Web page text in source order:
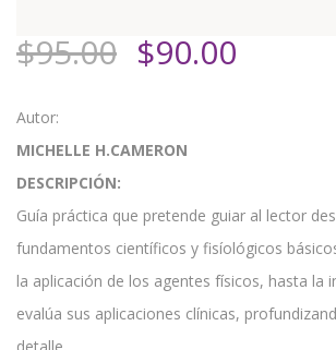
$95.00 El
era:
$90.00
Autor:
MICHELLE H.CAMERON
DESCRIPCIÓN:
Guía práctica que pretende guiar al lector
fundamentos científicos y fisíológicos
la aplicación de los agentes físicos, hasta la
evalúa sus aplicaciones clínicas,